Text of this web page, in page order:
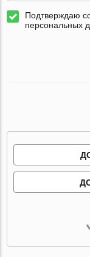
Подтверждаю
персональных